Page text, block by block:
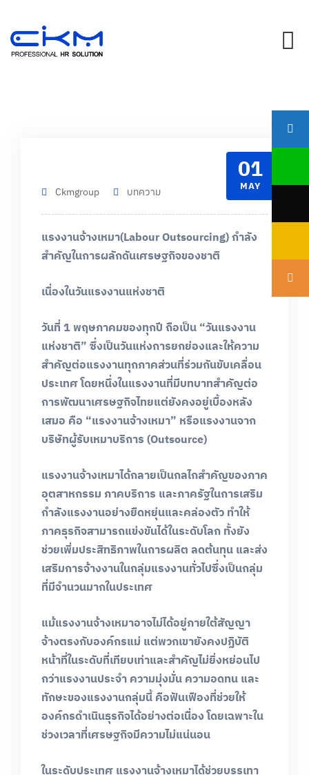
content
01
MAY
Ckmgroup บทความ
แรงงานจ้างเหมา(Labour Outsourcing)กำลัง
สำคัญในการผลักดันเศรษฐกิจของชาติ
เนื่องในวันแรงงานแห่งชาติ
วันที่ 1พฤษภาคมของทุกปีถือเป็น“วันแรงงาน
แห่งชาติ”ซึ่งเป็นวันแห่งการยกย่องและให้ความ
สำคัญต่อแรงงานทุกภาคส่วนที่ร่วมกันขับเคลื่อน
ประเทศโดยหนึ่งในแรงงานที่มีบทบาทสำคัญต่อ
การพัฒนาเศรษฐกิจไทยแต่ยังคงอยู่เบื้องหลัง
เสมอ คือ “แรงงานจ้างเหมา” หรือแรงงานจาก
บริษัทผู้รับเหมาบริการ(Outsource)
แรงงานจ้างเหมาได้กลายเป็นกลไกสำคัญของภาค
อุตสาหกรรมภาคบริการ และภาครัฐในการเสริม
กำลังแรงงานอย่างยืดหยุ่นและคล่องตัวทำให้
ภาคธุรกิจสามารถแข่งขันได้ในระดับโลกทั้งยัง
ช่วยเพิ่มประสิทธิภาพในการผลิตลดต้นทุนและส่ง
เสริมการจ้างงานในกลุ่มแรงงานทั่วไปซึ่งเป็นกลุ่ม
ที่มีจำนวนมากในประเทศ
แม้แรงงานจ้างเหมาอาจไม่ได้อยู่ภายใต้สัญญา
จ้างตรงกับองค์กรแม่ แต่พวกเขายังคงปฏิบัติ
หน้าที่ในระดับที่เทียบเท่าและสำคัญไม่ยิ่งหย่อนไป
กว่าแรงงานประจำความมุ่งมั่นความอดทนและ
ทักษะของแรงงานกลุ่มนี้คือฟันเฟืองที่ช่วยให้
องค์กรดำเนินธุรกิจได้อย่างต่อเนื่องโดยเฉพาะใน
ช่วงเวลาที่เศรษฐกิจมีความไม่แน่นอน
ในระดับประเทศแรงงานจ้างเหมาได้ช่วยบรรเทา